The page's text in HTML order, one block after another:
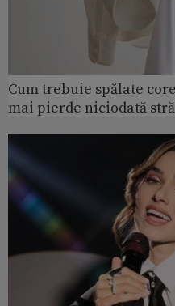
Cum trebuie spălate
mai pierde niciodată